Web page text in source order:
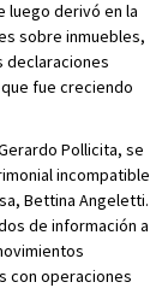
luego derivó en la
sobre inmuebles,
declaraciones
fue creciendo
Pollicita, se
incompatible
Bettina Angeletti.
de información a
con operaciones